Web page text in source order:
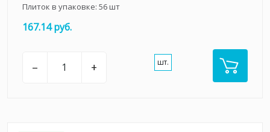
Плиток в упаковке: 56шт
167.14 руб.
– + шт.